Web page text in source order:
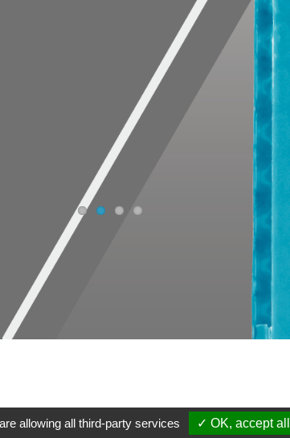
allowing all third-party services ✓ OK, accept all